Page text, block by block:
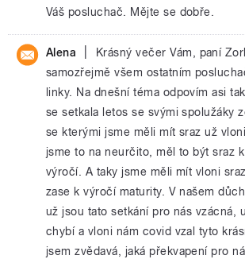
Váš posluchač. Mějte se dobře.
Alena
Krásný večer Vám, paní
samozřejmě všem ostatním
linky. Na dnešní téma odpovím asi
se setkala letos se svými spolužáky
se kterými jsme měli mít sraz už
jsme to na neurčito, měl to být sraz
výročí. A taky jsme měli mít vloni
zase k výročí maturity. V našem
už jsou tato setkání pro nás vzácná,
chybí a vloni nám covid vzal tyto
jsem zvědavá, jaká překvapení pro